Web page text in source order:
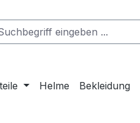
Helme Bekleidung